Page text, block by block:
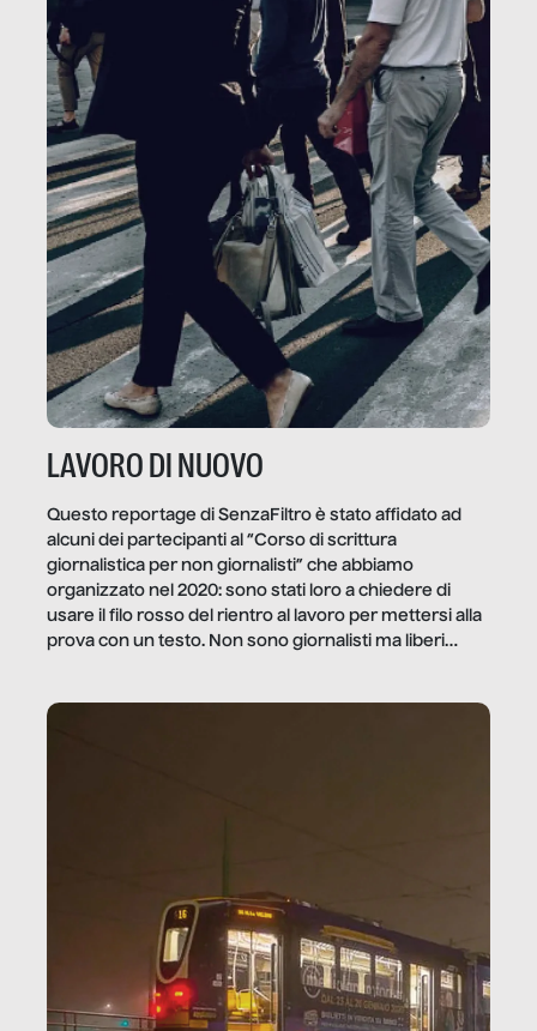
LAVORO DI NUOVO
Questo reportage di SenzaFiltro è stato affidato ad
alcuni dei partecipanti al “Corso di scrittura
giornalistica per non giornalisti” che abbiamo
organizzato nel 2020: sono stati loro a chiedere di
usare il filo rosso del rientro al lavoro per mettersi alla
prova con un testo. Non sono giornalisti ma liberi